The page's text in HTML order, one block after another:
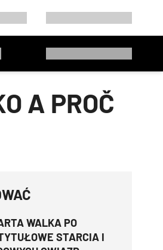
A PROČ
WALKA PO
STARCIA I